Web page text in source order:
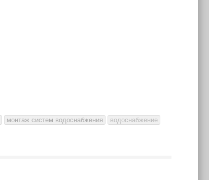
монтаж систем водоснабжения
водоснабжение